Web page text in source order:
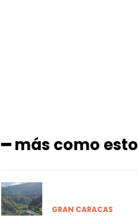
━ más como esto
GRAN CARACAS